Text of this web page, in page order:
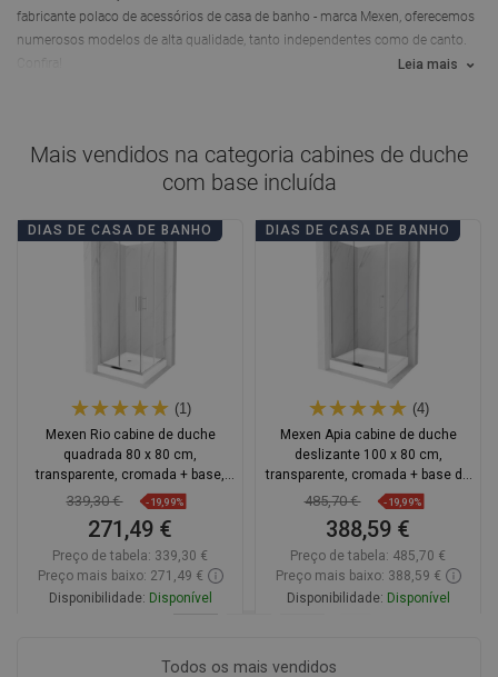
fabricante polaco de acessórios de casa de banho - marca Mexen, oferecemos
numerosos modelos de alta qualidade, tanto independentes como de canto.
Leia mais
Mais vendidos na categoria cabines de duche
com base incluída
DIAS DE CASA DE BANHO
(1)
Mexen Rio cabine de duche
quadrada 80 x 80 cm,
transparente, cromada + base,
branco - 860-080-080-01-00-4510
339,30 € -19,99%
271,49 €
Preço de tabela: 339,30 €
Preço mais baixo: 271,49 €
Disponibilidade: Disponível
DIAS DE CASA DE BANHO
(4)
Mexen Apia cabine de duche
deslizante 100 x 80 cm,
transparente, cromada + base de
duche Rio - 840-100-080-01-00-
485,70 € -19,99%
388,59 €
Preço de tabela: 485,70 €
Preço mais baixo: 388,59 €
Disponibilidade: Disponível
Todos os mais vendidos